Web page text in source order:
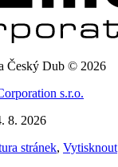
Český Dub © 2026
s.r.o.
8. 2026
stránek, Vytisknout